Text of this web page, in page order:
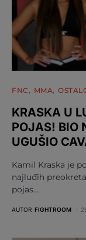
FNC MMA
KRASKA U
POJAS! BIO
UGUŠIO
Kamil Kraska je
najluđih
pojas…
AUTOR FIGHTROOM